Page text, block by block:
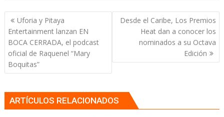
Navegación
de
entradas
Uforia y Pitaya
Entertainment lanzan EN
BOCA CERRADA, el podcast
oficial de Raquenel “Mary
Boquitas”
Desde el Caribe, Los Premios
Heat dan a conocer los
nominados a su Octava
Edición
ARTÍCULOS RELACIONADOS